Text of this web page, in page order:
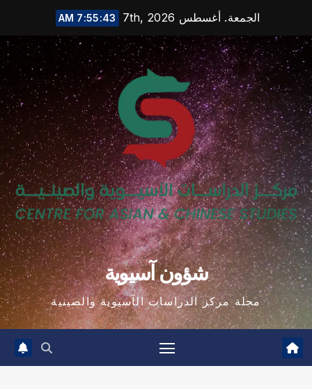
content
الجمعة. أغسطس 7th, 2026 7:55:44 AM
شؤون آسيوية
مجلة مركز الدراسات الآسيوية والصينية